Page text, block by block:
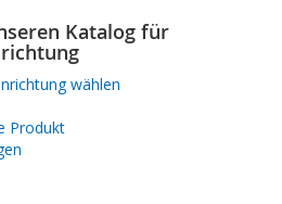
Katalog für
wählen
Produkt